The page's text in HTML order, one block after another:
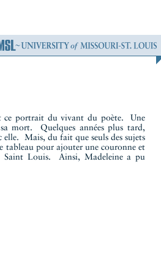
ce portrait du vivant du poète. Une
mort. Quelques années plus tard,
Mais, du fait que seuls des sujets
tableau pour ajouter une couronne et
Saint Louis. Ainsi, Madeleine a pu